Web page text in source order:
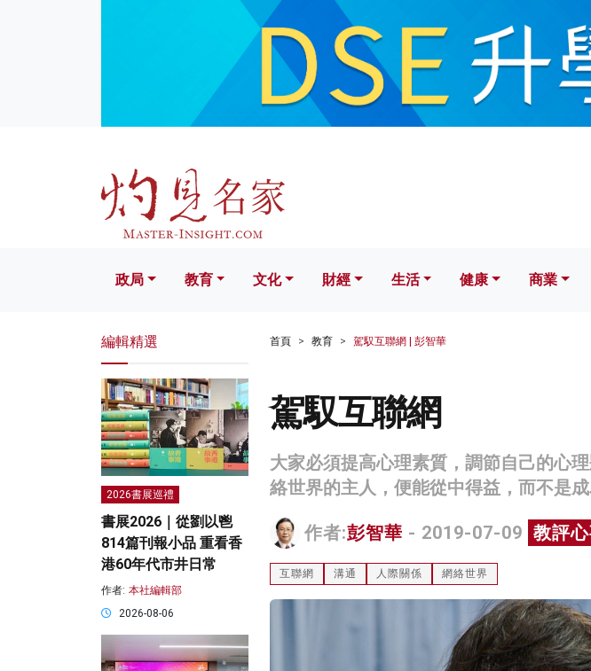
文化 財經 生活 健康
政局 教育 文化 財經 生活 健康 商業
首頁 教育 駕馭互聯網 | 彭智華
駕馭互聯網
大家必須提高心理素質，調節自己的心
絡世界的主人，便能從中得益，而不是成
作者:彭智華 - 2019-07-09 教評
互聯網 溝通 人際關係 網絡世界
編輯精選
2026書展巡禮
書展2026｜從劉以鬯
814篇刊報小品 重看香
港60年代市井日常
作者: 本社編輯部
2026-08-06